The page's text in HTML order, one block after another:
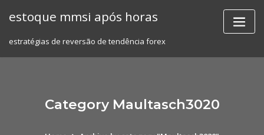
estoque mmsi após horas
estratégias de reversão de tendência forex
Category Maultasch3020